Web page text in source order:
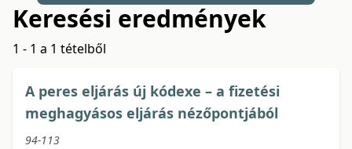
Keresési eredmények
1 - 1 a 1 tételből
A peres eljárás új kódexe – a fizetési
meghagyásos eljárás nézőpontjából
94-113